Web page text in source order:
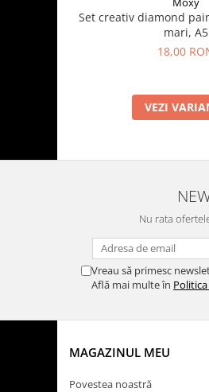
Set creativ diamond
mari, A5
18,00
VEZI
Nu rata
Vreau să primesc
Află mai multe în
MAGAZINUL MEU
Povestea noastră